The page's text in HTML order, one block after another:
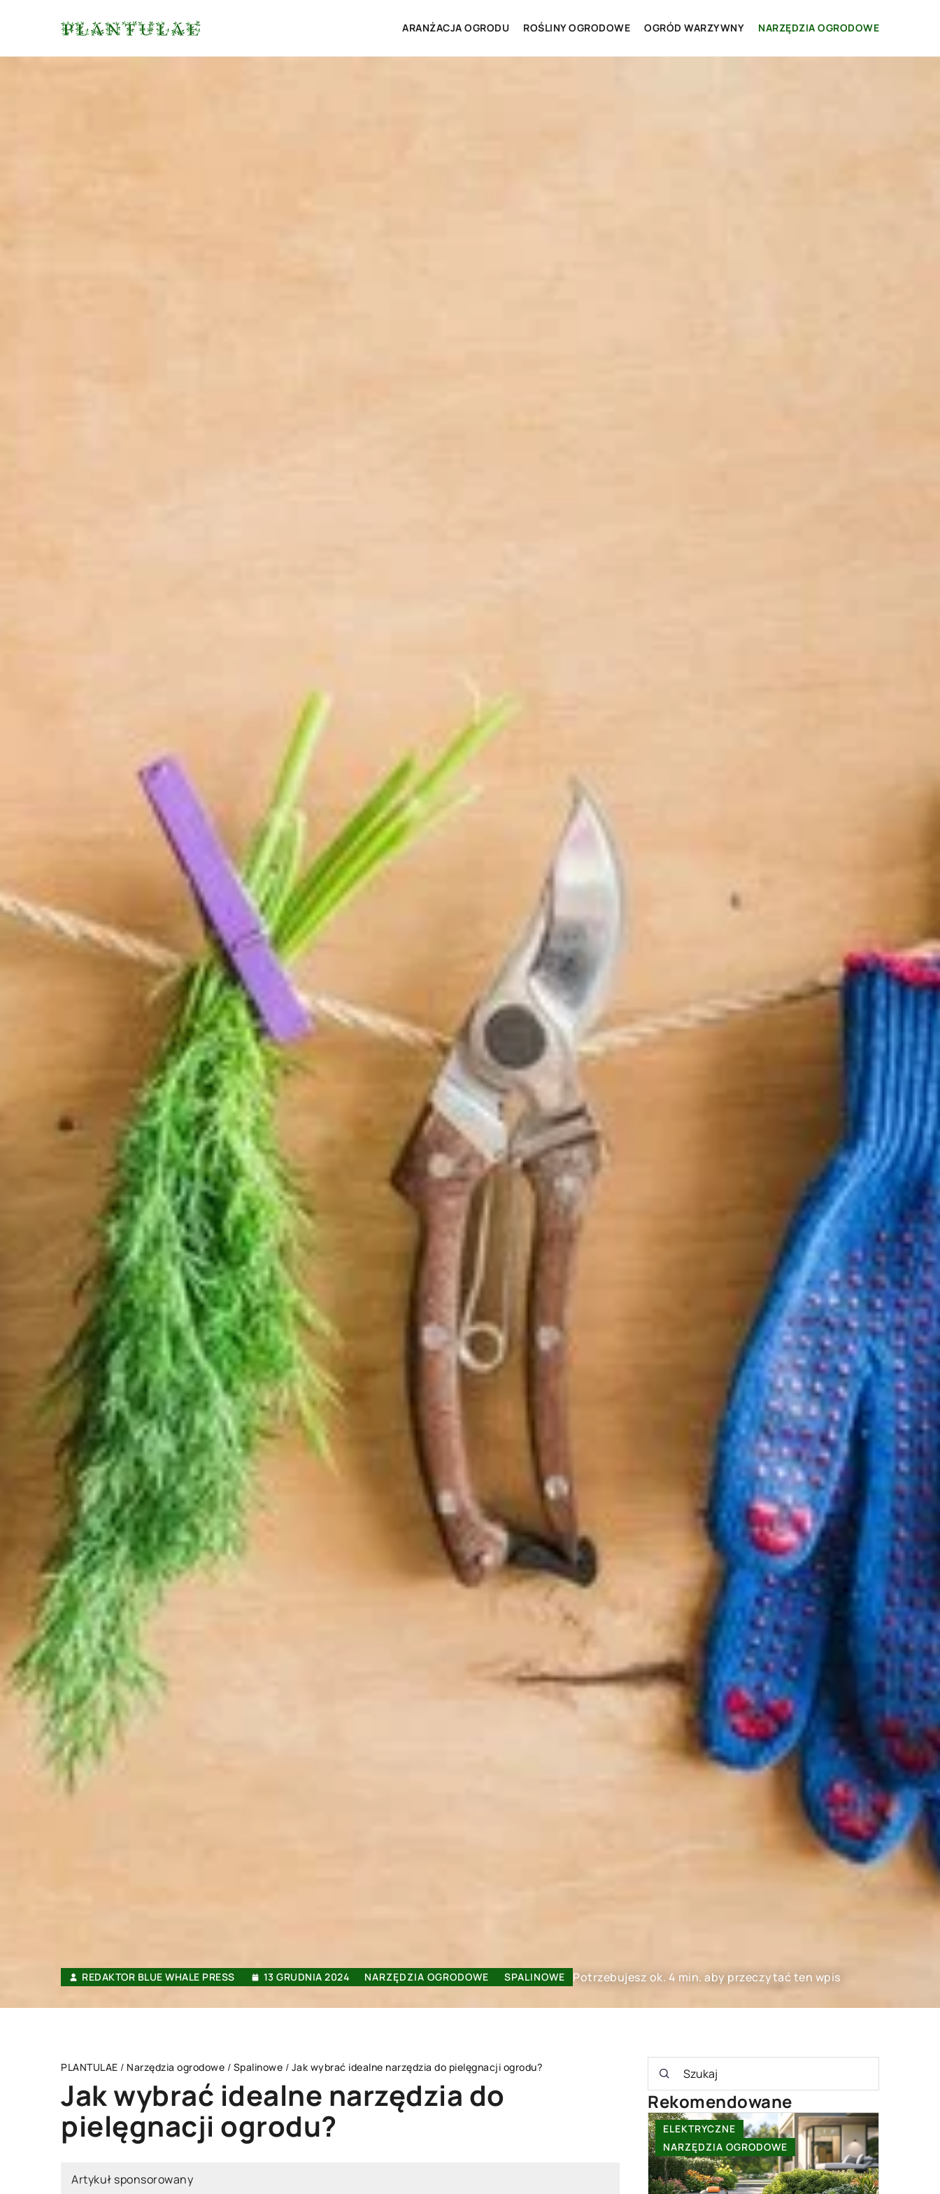
ARANŻACJA OGRODU ROŚLINY OGRODOWE OGRÓD WARZYWNY NARZĘDZIA OGRODOWE
REDAKTOR BLUE WHALE PRESS 13 GRUDNIA 2024 NARZĘDZIA OGRODOWE SPALINOWE Potrzebujesz ok. 4 min. aby przeczytać ten wpis
PLANTULAE / Narzędzia ogrodowe / Spalinowe / Jak wybrać idealne narzędzia do pielęgnacji ogrodu?
Jak wybrać idealne narzędzia do
pielęgnacji ogrodu?
Artykuł sponsorowany
Rekomendowane
INNE INNE